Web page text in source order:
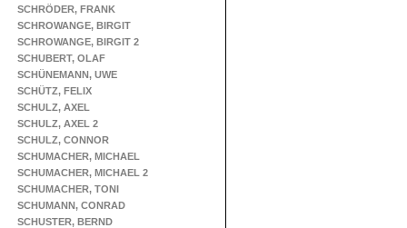
SCHRÖDER, FRANK
SCHROWANGE, BIRGIT
SCHROWANGE, BIRGIT 2
SCHUBERT, OLAF
SCHÜNEMANN, UWE
SCHÜTZ, FELIX
SCHULZ, AXEL
SCHULZ, AXEL 2
SCHULZ, CONNOR
SCHUMACHER, MICHAEL
SCHUMACHER, MICHAEL 2
SCHUMACHER, TONI
SCHUMANN, CONRAD
SCHUSTER, BERND